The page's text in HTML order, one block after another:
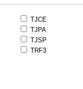
TJCE
TJPA
TJSP
TRF3